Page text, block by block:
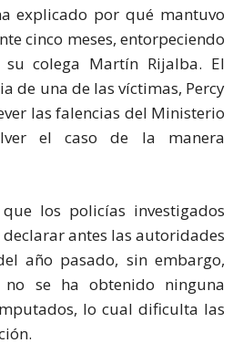
explicado por qué mantuvo
cinco meses, entorpeciendo
colega Martín Rijalba. El
de una de las víctimas, Percy
las falencias del Ministerio
el caso de la manera
los policías investigados
antes las autoridades
año pasado, sin embargo,
se ha obtenido ninguna
lo cual dificulta las